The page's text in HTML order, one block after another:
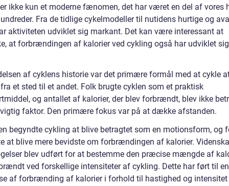
ikke kun et moderne fænomen, det har været en del af vores
Fra de tidlige cykelmodeller til nutidens hurtige og
aktiviteten udviklet sig markant. Det kan være interessant at
at forbrændingen af kalorier ved cykling også har udviklet
af cyklens historie var det primære formål med at cykle
et sted til et andet. Folk brugte cyklen som et praktisk
og antallet af kalorier, der blev forbrændt, blev ikke
faktor. Den primære fokus var på at dække afstanden.
begyndte cykling at blive betragtet som en motionsform, og
at blive mere bevidste om forbrændingen af kalorier.
blev udført for at bestemme den præcise mængde af
ved forskellige intensiteter af cykling. Dette har ført til
af forbrænding af kalorier i forhold til hastighed og intensitet